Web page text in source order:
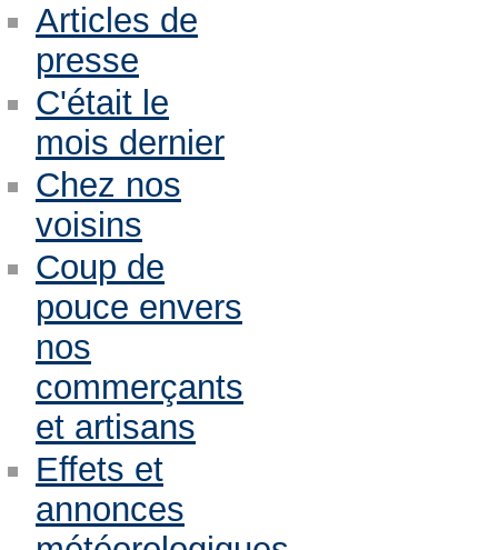
Articles de
presse
C'était le
mois dernier
Chez nos
voisins
Coup de
pouce envers
nos
commerçants
et artisans
Effets et
annonces